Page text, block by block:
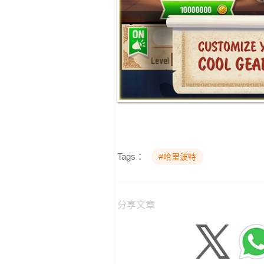
Tags： #哈里波特
分享文章